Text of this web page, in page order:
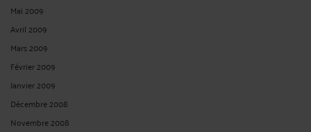
Mai 2009
Avril 2009
Mars 2009
Février 2009
Janvier 2009
Décembre 2008
Novembre 2008